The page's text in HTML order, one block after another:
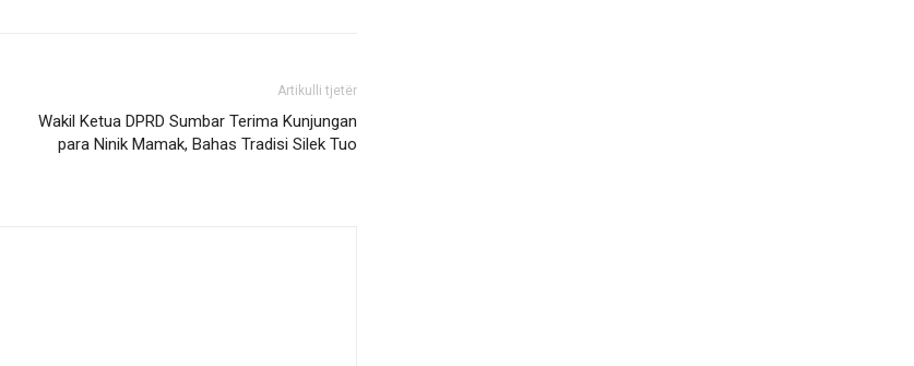
Artikulli tjetër
Wakil Ketua DPRD Sumbar Terima Kunjungan
para Ninik Mamak, Bahas Tradisi Silek Tuo